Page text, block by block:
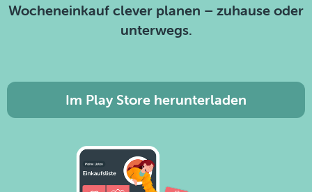
Wocheneinkauf clever planen – zuhause oder
unterwegs.
Im Play Store herunterladen